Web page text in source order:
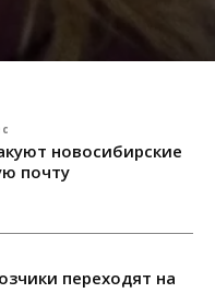
новосибирские
почту
переходят на